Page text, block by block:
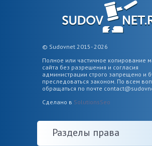
© Sudovnet 2015- 2026
Полное или частичное копирование
сайта без разрешения и согласия
администрации строго запрещено и
преследоваться законом. По всем
обращаться по почте
Сделано в SolutionsSeo
Разделы права